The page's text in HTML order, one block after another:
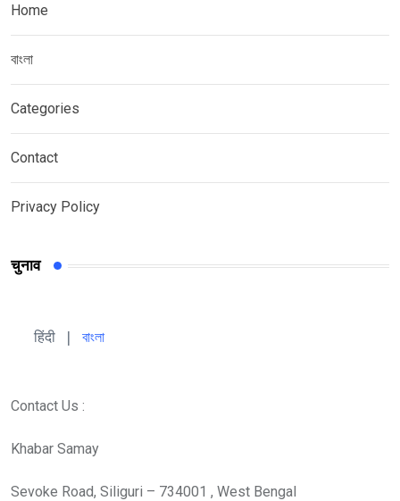
Home
বাংলা
Categories
Contact
Privacy Policy
चुनाव
हिंदी | বাংলা
Contact Us :
Khabar Samay
Sevoke Road, Siliguri – 734001 , West Bengal